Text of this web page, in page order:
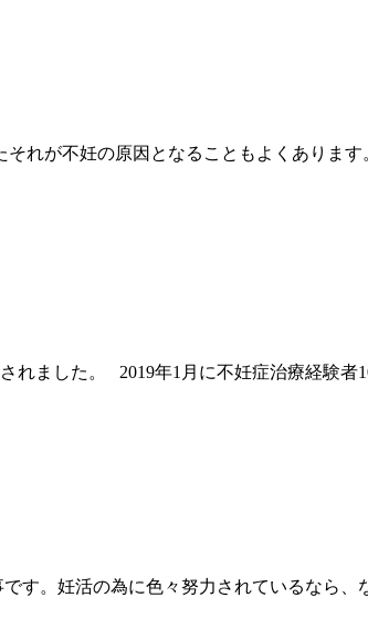
れが不妊の原因となることもよくあります
れました。 2019年1月に不妊症治療経験者
す。妊活の為に色々努力されているなら、